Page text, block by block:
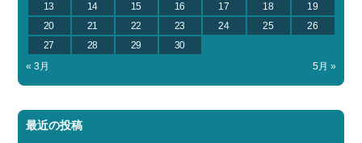
13
14 15 16 17 18
19
20
21 22 23 24 25
26
27
28 29
30
« 3月
5月 »
最近の投稿